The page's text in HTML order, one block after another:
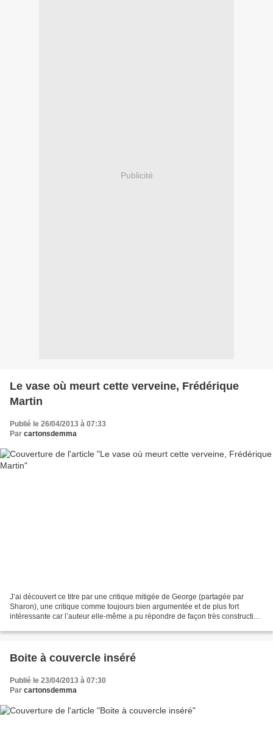
Publicité
Le vase où meurt cette verveine, Frédérique
Martin
Publié le 26/04/2013 à 07:33
Par cartonsdemma
J’ai découvert ce titre par une critique mitigée de George (partagée par
Sharon), une critique comme toujours bien argumentée et de plus fort
intéressante car l’auteur elle-même a pu répondre de façon très constructive.
Boite à couvercle inséré
Publié le 23/04/2013 à 07:30
Par cartonsdemma